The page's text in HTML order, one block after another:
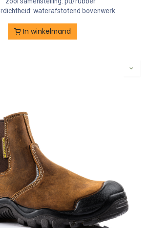
waterafstotend bovenwerk
In winkelmand